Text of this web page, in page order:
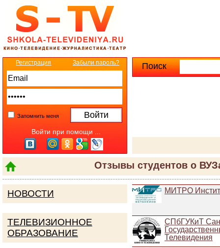
Поиск
Отзывы студентов о
Регистрация Забыли пароль?
Запомнить меня
Войти при помощи ...
МИТРО
СПбГУКиТ
Телевидения
НОВОСТИ
ТЕЛЕВИЗИОННОЕ
ОБРАЗОВАНИЕ